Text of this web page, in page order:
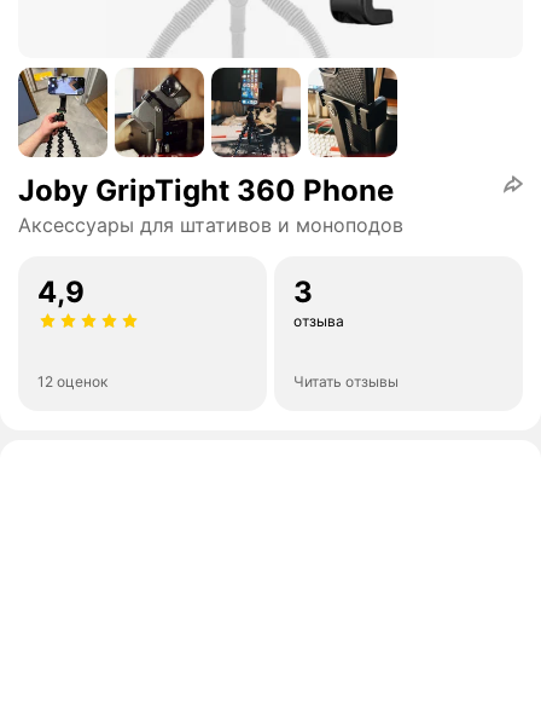
Joby GripTight 360 Phone
Аксессуары для штативов и моноподов
4,9
12 оценок
3
отзыва
Читать отзывы